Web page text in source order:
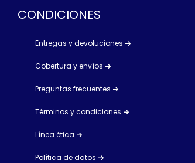
CONDICIONES
Entregas y devoluciones
Cobertura y envíos
Preguntas frecuentes
Términos y condiciones
Línea ética
Política de datos